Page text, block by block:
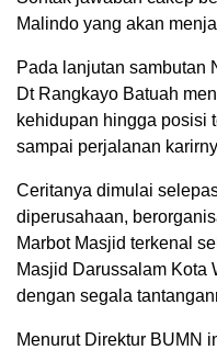
Malindo yang akan
Pada lanjutan sambutan
Dt Rangkayo Batuah
kehidupan hingga posisi
sampai perjalanan
Ceritanya dimulai
diperusahaan,
Marbot Masjid terkenal
Masjid Darussalam Kota
dengan segala
Menurut Direktur BUMN